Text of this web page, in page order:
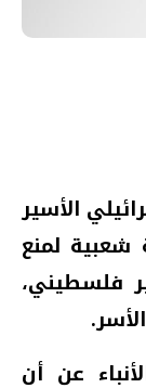
الأسير
لمنع
فلسطيني،
عن أن